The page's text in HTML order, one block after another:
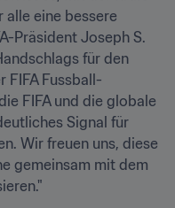
alle eine bessere
Präsident Joseph S.
für den
FIFA Fussball-
FIFA und die globale
Signal für
Wir freuen uns, diese
gemeinsam mit dem